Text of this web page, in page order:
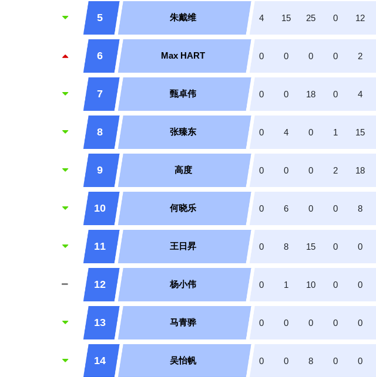
5 朱戴维 4 15 25 0 12
6 Max HART 0 0 0 0 2
7 甄卓伟 0 0 18 0 4
8 张臻东 0 4 0 1 15
9 高度 0 0 0 2 18
10 何晓乐 0 6 0 0 8
11 王日昇 0 8 15 0 0
12 杨小伟 0 1 10 0 0
13 马青骅 0 0 0 0 0
14 吴怡帆 0 0 8 0 0